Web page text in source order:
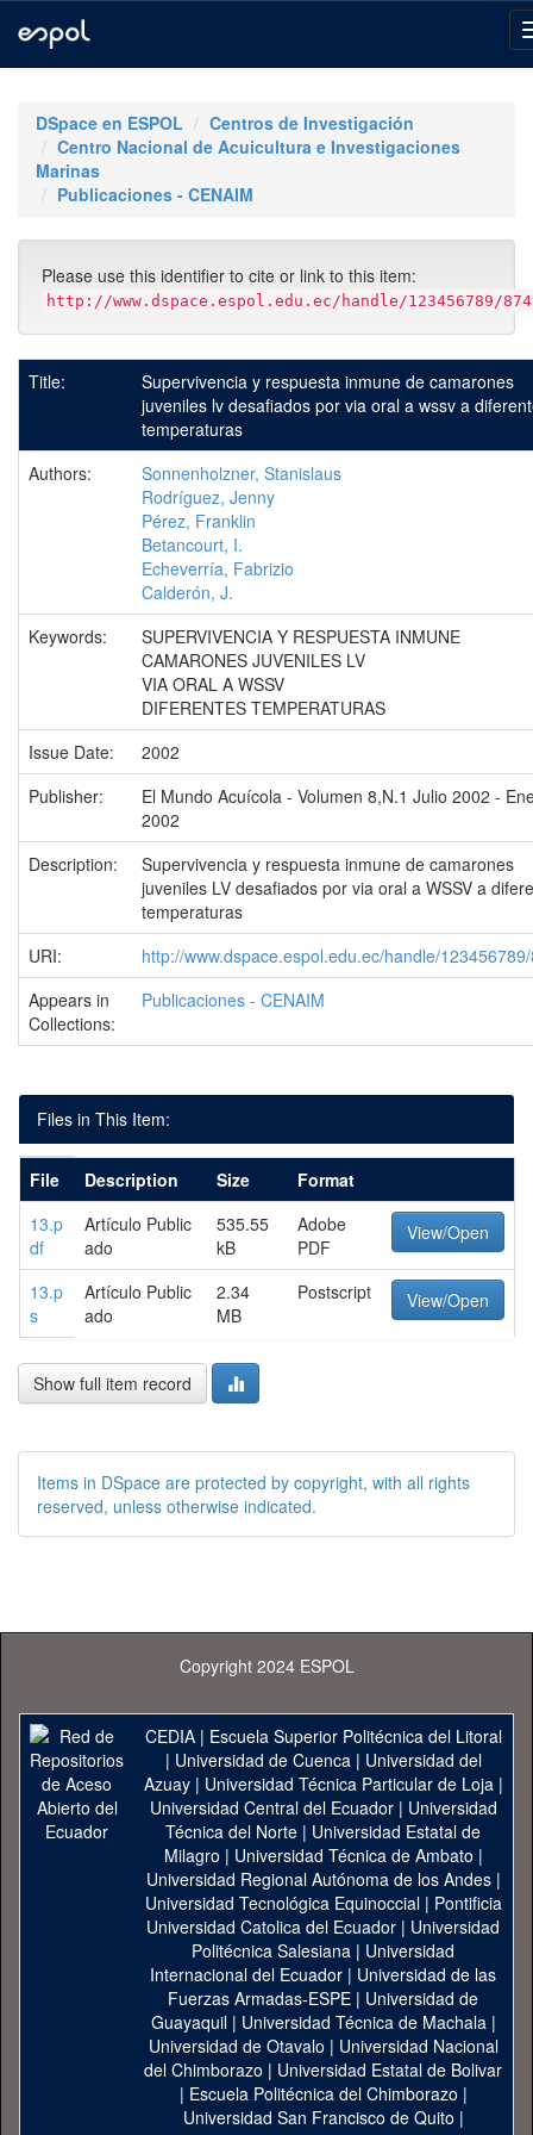
navigationDSpace en ESPOL
Centros de Investigación
Centro Nacional de Acuicultura e Investigaciones
Marinas
Publicaciones - CENAIM
Please use this identifier to cite or link to this item:
http://www.dspace.espol.edu.ec/handle/123456789/
Title:
Supervivencia y respuesta inmune de camarones
juveniles lv desafiados por via oral a wssv a
temperaturas
Authors:
Sonnenholzner, Stanislaus
Rodríguez, Jenny
Pérez, Franklin
Betancourt, I.
Echeverría, Fabrizio
Calderón, J.
Keywords:
SUPERVIVENCIA Y RESPUESTA INMUNE
CAMARONES JUVENILES LV
VIA ORAL A WSSV
DIFERENTES TEMPERATURAS
Issue Date:
2002
Publisher:
El Mundo Acuícola - Volumen 8,N.1 Julio 2002 -
2002
Description:
Supervivencia y respuesta inmune de camarones
juveniles LV desafiados por via oral a WSSV a
temperaturas
URI:
http://www.dspace.espol.edu.ec/handle/
Appears in
Collections:
Publicaciones - CENAIM
Files in This Item:
File Description Size
Format
13.p
df
Artículo Public
ado
535.55
kB
Adobe
PDF
View/Open
13.p
s
Artículo Public
ado
2.34
MB
Postscript View/Open
Show full item record
Items in DSpace are protected by copyright, with all rights
reserved, unless otherwise indicated.
Copyright 2024 ESPOL
CEDIA| Escuela Superior Politécnica del Litoral
| Universidad de Cuenca| Universidad del
Azuay| Universidad Técnica Particular de Loja|
Universidad Central del Ecuador| Universidad
Técnica del Norte | Universidad Estatal de
Milagro | Universidad Técnica de Ambato |
Universidad Regional Autónoma de los Andes|
Universidad Tecnológica Equinoccial| Pontificia
Universidad Catolica del Ecuador | Universidad
Politécnica Salesiana | Universidad
Internacional del Ecuador | Universidad de las
Fuerzas Armadas-ESPE | Universidad de
Guayaquil| Universidad Técnica de Machala|
Universidad de Otavalo | Universidad Nacional
del Chimborazo | Universidad Estatal de Bolivar
| Escuela Politécnica del Chimborazo |
Universidad San Francisco de Quito |